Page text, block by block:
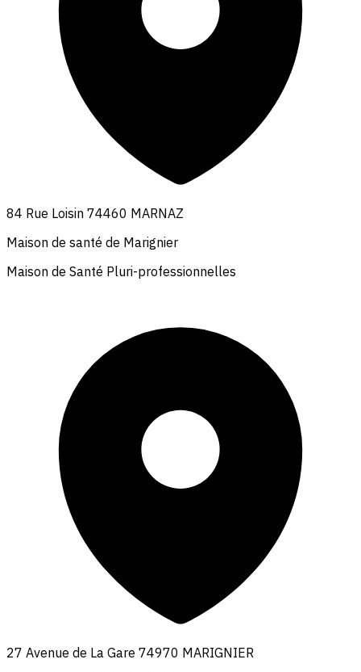
84 Rue Loisin 74460 MARNAZ
Maison de santé de Marignier
Maison de Santé Pluri-professionnelles
27 Avenue de La Gare 74970 MARIGNIER